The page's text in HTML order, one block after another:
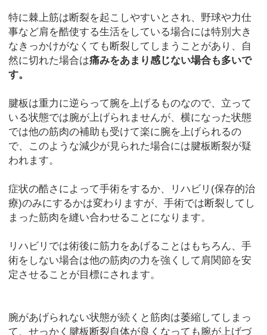
特に棘上筋は断裂を起こしやすいとされ、野球や力仕
事など肩を酷使する生活をしている場合には特別大き
なきっかけがなくても断裂してしまうことがあり、自
然に切れた場合は痛みをあまり感じない場合も多いで
す。
腱板は重力に逆らって腕を上げるものなので、立って
いる状態では腕が上げられませんが、横になった状態
では他の筋肉の補助も受けて楽に腕を上げられるの
で、このような減少が見られた場合には腱板断裂が疑
われます。
症状の酷さによって手術をするか、リハビリ(保存的治
療)のみにするかは変わりますが、手術では断裂してし
まった筋肉を縫い合わせることになります。
リハビリでは術後に筋力をあげることはもちろん、手
術をしない場合は他の筋肉の力を強くして肩関節を安
定させることが目標にされます。
腕があげられない状態が続くと筋肉は萎縮してしまっ
て、せっかく腱板断裂自体が良くなっても腕が上げづ